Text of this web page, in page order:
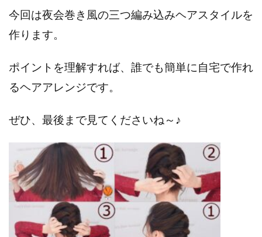
今回は夜会巻き風の三つ編み込みヘアスタイルを
作ります。
ポイントを理解すれば、誰でも簡単に自宅で作れ
るヘアアレンジです。
ぜひ、最後まで見てくださいね～♪